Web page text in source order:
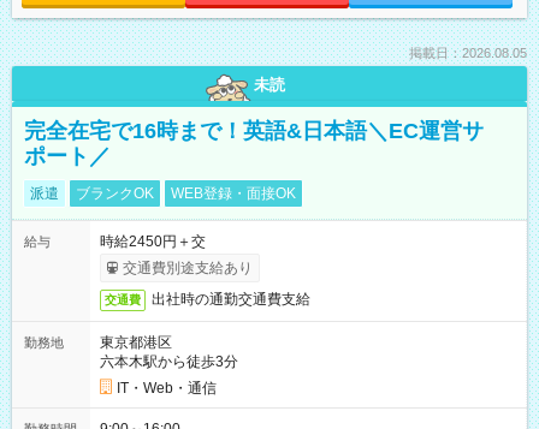
掲載日：2026.08.05
未読
完全在宅で16時まで！英語&日本語＼EC運営サ
ポート／
派遣 ブランクOK WEB登録・面接OK
給与
時給2450円＋交
交通費別途支給あり
交通費 出社時の通勤交通費支給
勤務地
東京都港区
六本木駅から徒歩3分
IT・Web・通信